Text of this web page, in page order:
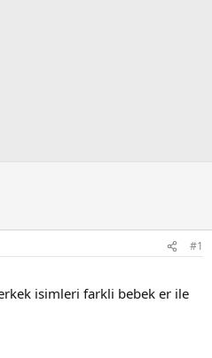
#1
isimleri farkli bebek er ile